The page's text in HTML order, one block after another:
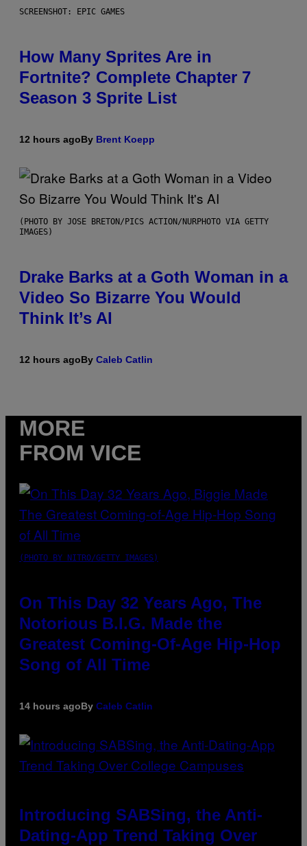
SCREENSHOT: EPIC GAMES
How Many Sprites Are in
Fortnite? Complete Chapter 7
Season 3 Sprite List
12 hours agoBy Brent Koepp
(PHOTO BY JOSE BRETON/PICS ACTION/NURPHOTO VIA GETTY
IMAGES)
Drake Barks at a Goth Woman in a
Video So Bizarre You Would
Think It’s AI
12 hours agoBy Caleb Catlin
MORE
FROM VICE
(PHOTO BY NITRO/GETTY IMAGES)
On This Day 32 Years Ago, The
Notorious B.I.G. Made the
Greatest Coming-Of-Age Hip-Hop
Song of All Time
14 hours agoBy Caleb Catlin
Introducing SABSing, the Anti-
Dating-App Trend Taking Over